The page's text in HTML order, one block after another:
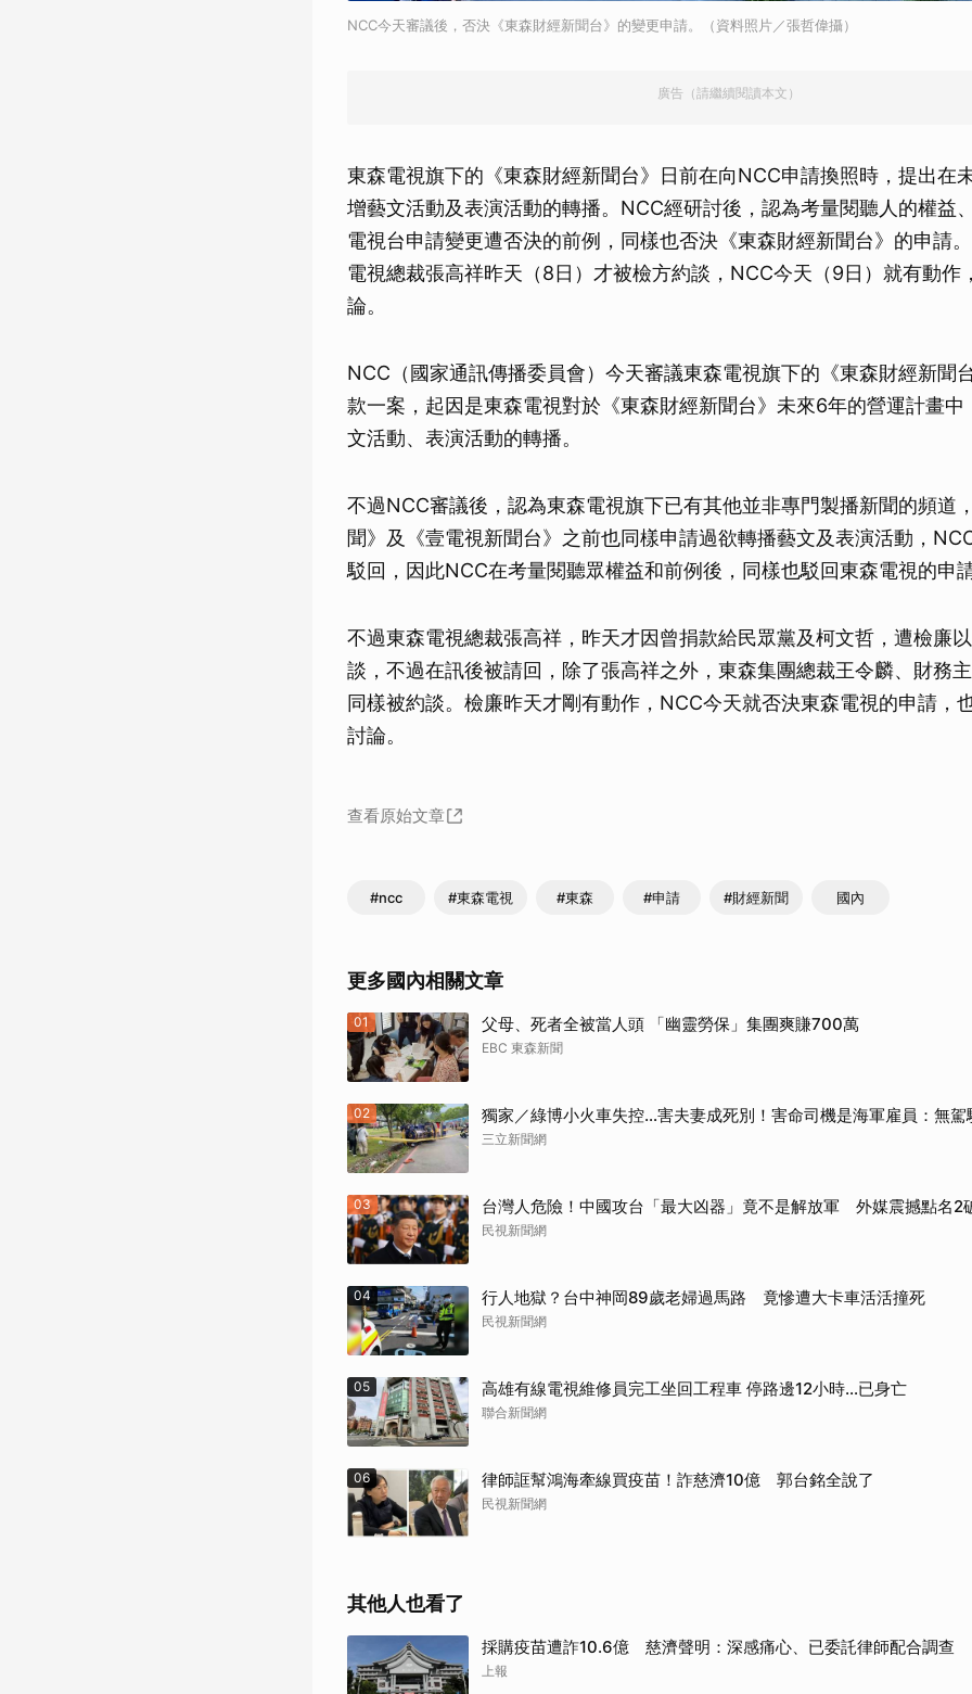
NCC今天審議後，否決《東森財經新聞台》的變更申請。（資料照片／張哲偉攝）
廣告（請繼續閱讀本文）
東森電視旗下的《東森財經新聞台》日前在向NCC申請換照時，提出在
增藝文活動及表演活動的轉播。NCC經研討後，認為考量閱聽人的權益
電視台申請變更遭否決的前例，同樣也否決《東森財經新聞台》的申請
電視總裁張高祥昨天（8日）才被檢方約談，NCC今天（9日）就有動作
論。
NCC（國家通訊傳播委員會）今天審議東森電視旗下的《東森財經新聞
款一案，起因是東森電視對於《東森財經新聞台》未來6年的營運計畫中
文活動、表演活動的轉播。
不過NCC審議後，認為東森電視旗下已有其他並非專門製播新聞的頻道
聞》及《壹電視新聞台》之前也同樣申請過欲轉播藝文及表演活動，
駁回，因此NCC在考量閱聽眾權益和前例後，同樣也駁回東森電視的申
不過東森電視總裁張高祥，昨天才因曾捐款給民眾黨及柯文哲，遭檢廉
談，不過在訊後被請回，除了張高祥之外，東森集團總裁王令麟、財務
同樣被約談。檢廉昨天才剛有動作，NCC今天就否決東森電視的申請，
討論。
查看原始文章
#ncc #東森電視 #東森 #申請 #財經新聞 國內
更多國內相關文章
01 父母、死者全被當人頭 「幽靈勞保」集團爽賺700萬
EBC 東森新聞
02 獨家／綠博小火車失控…害夫妻成死別！害命司機是海軍雇員：無駕
三立新聞網
03 台灣人危險！中國攻台「最大凶器」竟不是解放軍 外媒震撼點名2
民視新聞網
04 行人地獄？台中神岡89歲老婦過馬路 竟慘遭大卡車活活撞死
民視新聞網
05 高雄有線電視維修員完工坐回工程車 停路邊12小時…已身亡
聯合新聞網
06 律師誆幫鴻海牽線買疫苗！詐慈濟10億 郭台銘全說了
民視新聞網
其他人也看了
採購疫苗遭詐10.6億 慈濟聲明：深感痛心、已委託律師配合調查
上報